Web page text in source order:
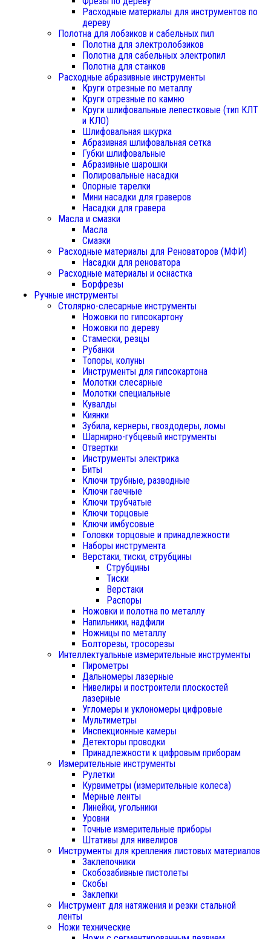
Расходные материалы для инструментов по
дереву
Полотна для лобзиков и сабельных пил
Полотна для электролобзиков
Полотна для сабельных электропил
Полотна для станков
Расходные абразивные инструменты
Круги отрезные по металлу
Круги отрезные по камню
Круги шлифовальные лепестковые (тип КЛТ
и КЛО)
Шлифовальная шкурка
Абразивная шлифовальная сетка
Губки шлифовальные
Абразивные шарошки
Полировальные насадки
Опорные тарелки
Мини насадки для граверов
Насадки для гравера
Масла и смазки
Масла
Смазки
Расходные материалы для Реноваторов (МФИ)
Насадки для реноватора
Расходные материалы и оснастка
Борфрезы
Ручные инструменты
Столярно-слесарные инструменты
Ножовки по гипсокартону
Ножовки по дереву
Стамески, резцы
Рубанки
Топоры, колуны
Инструменты для гипсокартона
Молотки слесарные
Молотки специальные
Кувалды
Киянки
Зубила, кернеры, гвоздодеры, ломы
Шарнирно-губцевый инструменты
Отвертки
Инструменты электрика
Биты
Ключи трубные, разводные
Ключи гаечные
Ключи трубчатые
Ключи торцовые
Ключи имбусовые
Головки торцовые и принадлежности
Наборы инструмента
Верстаки, тиски, струбцины
Струбцины
Тиски
Верстаки
Распоры
Ножовки и полотна по металлу
Напильники, надфили
Ножницы по металлу
Болторезы, тросорезы
Интеллектуальные измерительные инструменты
Пирометры
Дальномеры лазерные
Нивелиры и построители плоскостей
лазерные
Угломеры и уклономеры цифровые
Мультиметры
Инспекционные камеры
Детекторы проводки
Принадлежности к цифровым приборам
Измерительные инструменты
Рулетки
Курвиметры (измерительные колеса)
Мерные ленты
Линейки, угольники
Уровни
Точные измерительные приборы
Штативы для нивелиров
Инструменты для крепления листовых материалов
Заклепочники
Скобозабивные пистолеты
Скобы
Заклепки
Инструмент для натяжения и резки стальной
ленты
Ножи технические